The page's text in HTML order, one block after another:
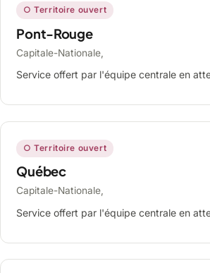
○ Territoire ouvert
Pont-Rouge
Capitale-Nationale,
Service offert par l'équipe centrale en
○ Territoire ouvert
Québec
Capitale-Nationale,
Service offert par l'équipe centrale en